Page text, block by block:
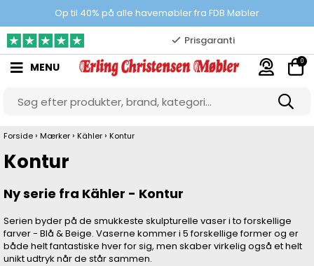
Op til 40% på alle havemøbler fra FDB Møbler
100% danskejet webshop
Prisgaranti
10.000 m2 showroom
Gratis & gode parkeringsforhold
MENU 0
Forside › Mærker › Kähler › Kontur
Kontur
Ny serie fra Kähler - Kontur
Serien byder på de smukkeste skulpturelle vaser i to forskellige
farver - Blå & Beige. Vaserne kommer i 5 forskellige former og er
både helt fantastiske hver for sig, men skaber virkelig også et helt
unikt udtryk når de står sammen.